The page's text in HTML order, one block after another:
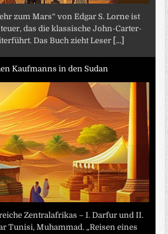
zum Mars“ von Edgar S. Lorne ist
das die klassische John-Carter-
Das Buch zieht Leser [...]
Kaufmanns in den Sudan
Zentralafrikas – I. Darfur und II.
Tunisi, Muhammad. „Reisen eines